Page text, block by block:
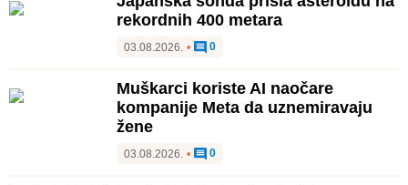
rekordnih 400 metara
03.08.2026. • 0
Muškarci koriste AI naočare
kompanije Meta da uznemiravaju
žene
03.08.2026. • 0